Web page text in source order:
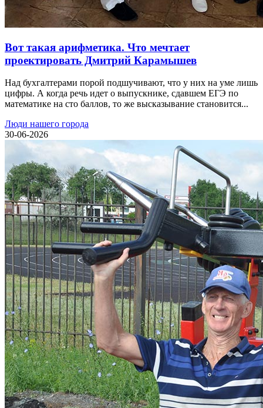
Вот такая арифметика. Что мечтает
проектировать Дмитрий Карамышев
Над бухгалтерами порой подшучивают, что у них на уме лишь
цифры. А когда речь идет о выпускнике, сдавшем ЕГЭ по
математике на сто баллов, то же высказывание становится...
Люди нашего города
30-06-2026